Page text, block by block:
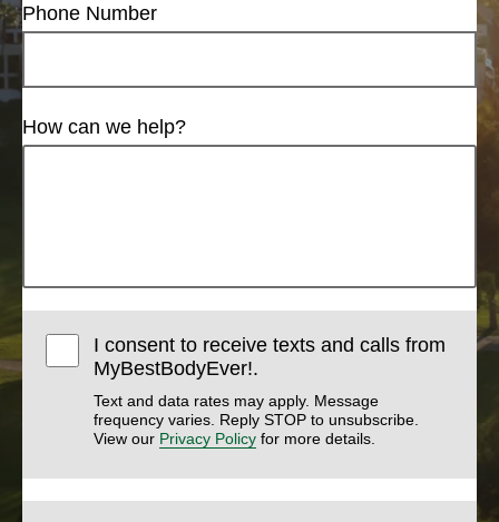
Phone Number
How can we help?
I consent to receive texts and calls from
MyBestBodyEver!.
Text and data rates may apply. Message
frequency varies. Reply STOP to unsubscribe.
View our Privacy Policy for more details.